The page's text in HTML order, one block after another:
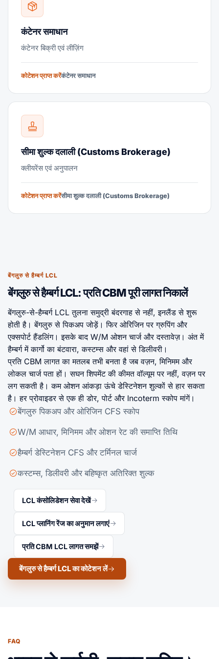
कंटेनर समाधान
कंटेनर बिक्री एवं लीज़िंग
कोटेशन प्राप्त करेंकंटेनर समाधान
सीमा शुल्क दलाली (Customs Brokerage)
क्लीयरेंस एवं अनुपालन
कोटेशन प्राप्त करेंसीमा शुल्क दलाली (Customs Brokerage)
बेंगलुरु से हैम्बर्ग LCL
बेंगलुरु से हैम्बर्ग LCL: प्रति CBM पूरी लागत निकालें
बेंगलुरु-से-हैम्बर्ग LCL तुलना समुद्री बंदरगाह से नहीं, इनलैंड से शुरू
होती है। बेंगलुरु से पिकअप जोड़ें। फिर ओरिजिन पर ग्रुपिंग और
एक्सपोर्ट हैंडलिंग। इसके बाद W/M ओशन चार्ज और दस्तावेज़। अंत में
हैम्बर्ग में कार्गो का बंटवारा, कस्टम्स और वहां से डिलीवरी।
प्रति CBM लागत का मतलब तभी बनता है जब वज़न, मिनिमम और
लोकल चार्ज पता हों। सघन शिपमेंट की कीमत वॉल्यूम पर नहीं, वज़न पर
लग सकती है। कम ओशन आंकड़ा ऊंचे डेस्टिनेशन शुल्कों से हार सकता
है। हर प्रोवाइडर से एक ही डोर, पोर्ट और Incoterm स्कोप मांगें।
बेंगलुरु पिकअप और ओरिजिन CFS स्कोप
W/M आधार, मिनिमम और ओशन रेट की समाप्ति तिथि
हैम्बर्ग डेस्टिनेशन CFS और टर्मिनल चार्ज
कस्टम्स, डिलीवरी और बहिष्कृत अतिरिक्त शुल्क
LCL कंसोलिडेशन सेवा देखें
LCL प्लानिंग रेंज का अनुमान लगाएं
प्रति CBM LCL लागत समझें
बेंगलुरु से हैम्बर्ग LCL का कोटेशन लें
FAQ